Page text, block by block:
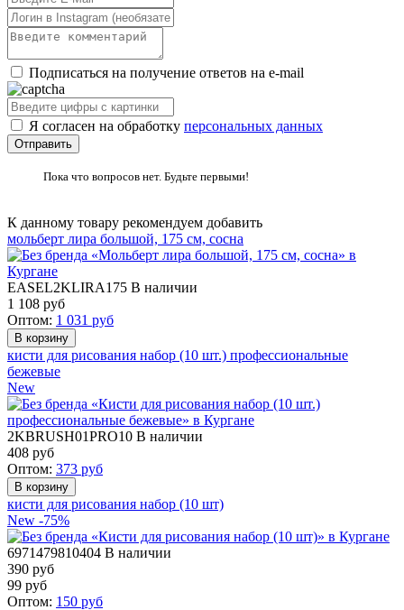
Подписаться на получение ответов на e-mail
Я согласен на обработку персональных данных
Пока что вопросов нет. Будьте первыми!
К данному товару рекомендуем добавить
мольберт лира большой, 175 см, сосна
EASEL2KLIRA175 В наличии
1 108 руб
Оптом: 1 031 руб
кисти для рисования набор (10 шт.) профессиональные
бежевые
New
2KBRUSH01PRO10 В наличии
408 руб
Оптом: 373 руб
кисти для рисования набор (10 шт)
New -75%
6971479810404 В наличии
390 руб
99 руб
Оптом: 150 руб